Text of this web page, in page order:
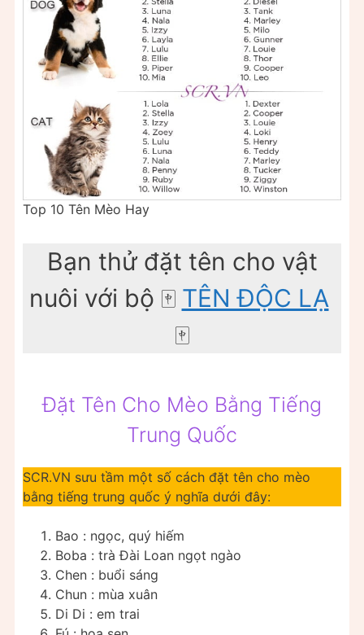
Top 10 Tên Mèo Hay
Bạn thử đặt tên cho vật
nuôi với bộ ️🀄️ TÊN ĐỘC LẠ️
🀄️
Đặt Tên Cho Mèo Bằng Tiếng
Trung Quốc
SCR.VN sưu tầm một số cách đặt tên cho mèo
bằng tiếng trung quốc ý nghĩa dưới đây:
Bao : ngọc, quý hiếm
Boba : trà Đài Loan ngọt ngào
Chen : buổi sáng
Chun : mùa xuân
Di Di : em trai